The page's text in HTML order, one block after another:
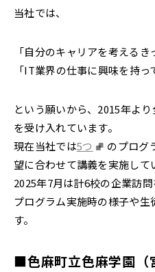
当社では、
「自分のキャリアを考えるき
「IT業界の仕事に興味を持っ
という願いから、2015年よ
を受け入れています。
現在当社では5つ
のプログ
望に合わせて講義を実施して
2025年7月は計6校の企業訪
プログラム実施時の様子や生
す。
■色麻町立色麻学園（